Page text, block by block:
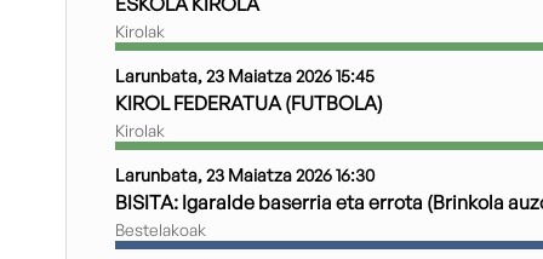
Kirolak
Larunbata, 23 Maiatza 2026 15:45
KIROL FEDERATUA (FUTBOLA)
Kirolak
Larunbata, 23 Maiatza 2026 16:30
BISITA: Igaralde baserria eta errota (Brinkola
Bestelakoak